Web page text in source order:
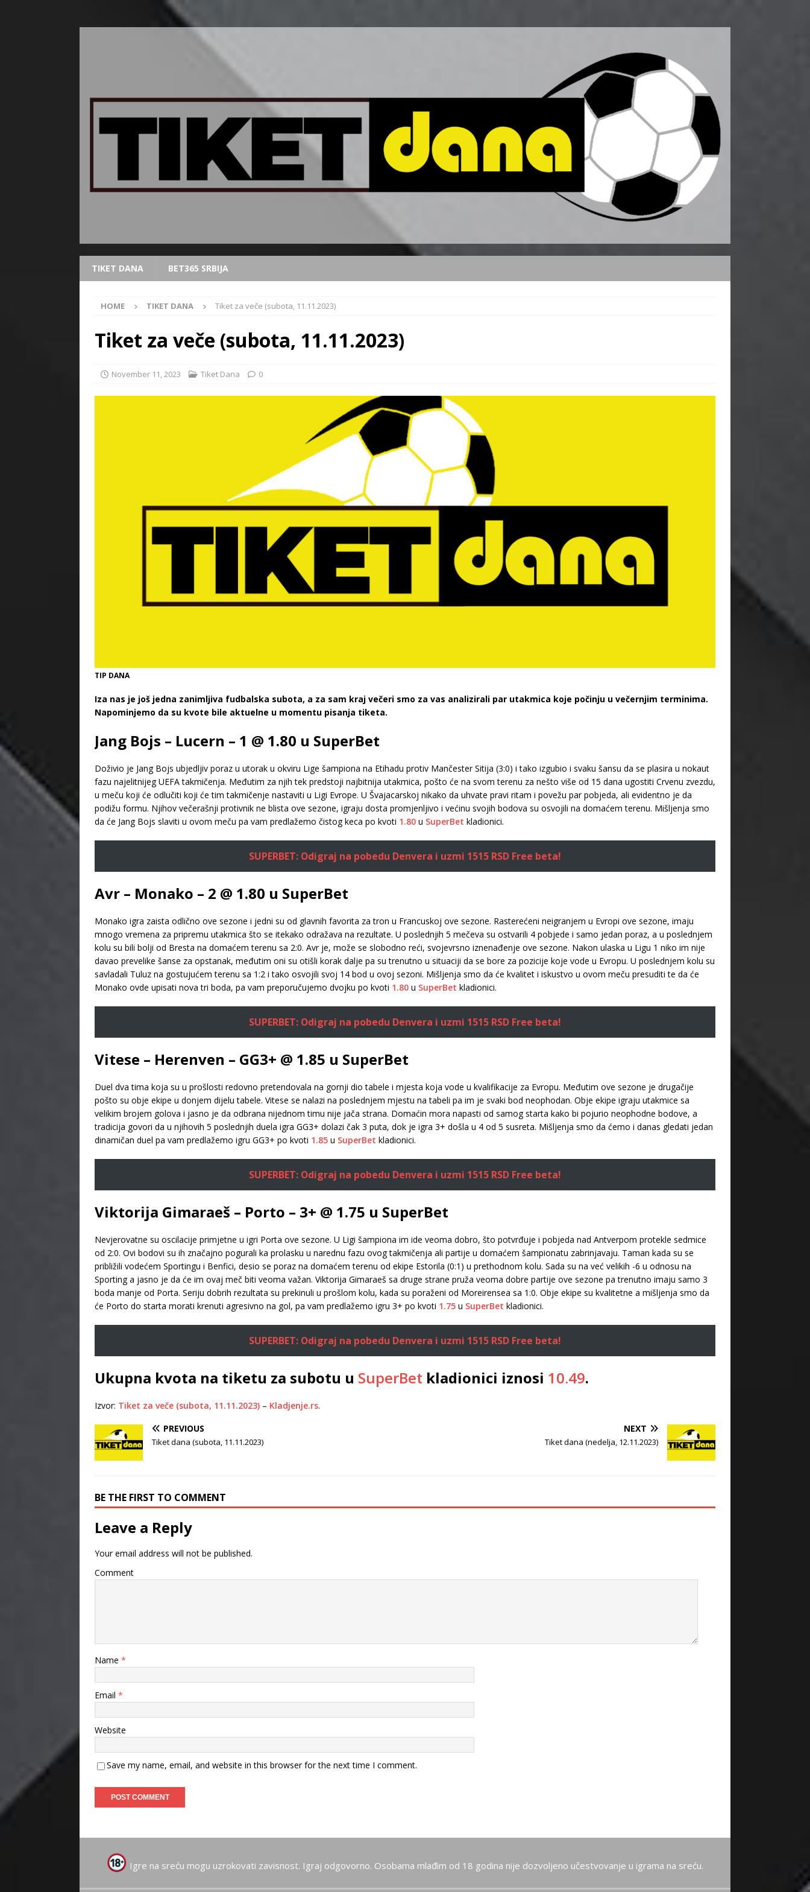
TIKET DANA BET365 SRBIJA
HOME TIKET DANA Tiket za veče (subota, 11.11.2023)
Tiket za veče (subota, 11.11.2023)
November 11, 2023 Tiket Dana 0
TIP DANA
Iza nas je još jedna zanimljiva fudbalska subota, a za sam kraj večeri smo za vas analizirali par utakmica koje počinju u večernjim terminima.
Napominjemo da su kvote bile aktuelne u momentu pisanja tiketa.
Jang Bojs – Lucern – 1 @ 1.80 u SuperBet
Doživio je Jang Bojs ubjedljiv poraz u utorak u okviru Lige šampiona na Etihadu protiv Mančester Sitija (3:0) i tako izgubio i svaku šansu da se plasira u nokaut
fazu najelitnijeg UEFA takmičenja. Međutim za njih tek predstoji najbitnija utakmica, pošto će na svom terenu za nešto više od 15 dana ugostiti Crvenu zvezdu,
u meču koji će odlučiti koji će tim takmičenje nastaviti u Ligi Evrope. U Švajacarskoj nikako da uhvate pravi ritam i povežu par pobjeda, ali evidentno je da
podižu formu. Njihov večerašnji protivnik ne blista ove sezone, igraju dosta promjenljivo i većinu svojih bodova su osvojili na domaćem terenu. Mišljenja smo
da će Jang Bojs slaviti u ovom meču pa vam predlažemo čistog keca po kvoti 1.80 u SuperBet kladionici.
SUPERBET: Odigraj na pobedu Denvera i uzmi 1515 RSD Free beta!
Avr – Monako – 2 @ 1.80 u SuperBet
Monako igra zaista odlično ove sezone i jedni su od glavnih favorita za tron u Francuskoj ove sezone. Rasterećeni neigranjem u Evropi ove sezone, imaju
mnogo vremena za pripremu utakmica što se itekako odražava na rezultate. U poslednjih 5 mečeva su ostvarili 4 pobjede i samo jedan poraz, a u poslednjem
kolu su bili bolji od Bresta na domaćem terenu sa 2:0. Avr je, može se slobodno reći, svojevrsno iznenađenje ove sezone. Nakon ulaska u Ligu 1 niko im nije
davao prevelike šanse za opstanak, međutim oni su otišli korak dalje pa su trenutno u situaciji da se bore za pozicije koje vode u Evropu. U poslednjem kolu su
savladali Tuluz na gostujućem terenu sa 1:2 i tako osvojili svoj 14 bod u ovoj sezoni. Mišljenja smo da će kvalitet i iskustvo u ovom meču presuditi te da će
Monako ovde upisati nova tri boda, pa vam preporučujemo dvojku po kvoti 1.80 u SuperBet kladionici.
SUPERBET: Odigraj na pobedu Denvera i uzmi 1515 RSD Free beta!
Vitese – Herenven – GG3+ @ 1.85 u SuperBet
Duel dva tima koja su u prošlosti redovno pretendovala na gornji dio tabele i mjesta koja vode u kvalifikacije za Evropu. Međutim ove sezone je drugačije
pošto su obje ekipe u donjem dijelu tabele. Vitese se nalazi na poslednjem mjestu na tabeli pa im je svaki bod neophodan. Obje ekipe igraju utakmice sa
velikim brojem golova i jasno je da odbrana nijednom timu nije jača strana. Domaćin mora napasti od samog starta kako bi pojurio neophodne bodove, a
tradicija govori da u njihovih 5 poslednjih duela igra GG3+ dolazi čak 3 puta, dok je igra 3+ došla u 4 od 5 susreta. Mišljenja smo da ćemo i danas gledati jedan
dinamičan duel pa vam predlažemo igru GG3+ po kvoti 1.85 u SuperBet kladionici.
SUPERBET: Odigraj na pobedu Denvera i uzmi 1515 RSD Free beta!
Viktorija Gimaraeš – Porto – 3+ @ 1.75 u SuperBet
Nevjerovatne su oscilacije primjetne u igri Porta ove sezone. U Ligi šampiona im ide veoma dobro, što potvrđuje i pobjeda nad Antverpom protekle sedmice
od 2:0. Ovi bodovi su ih značajno pogurali ka prolasku u narednu fazu ovog takmičenja ali partije u domaćem šampionatu zabrinjavaju. Taman kada su se
približili vodećem Sportingu i Benfici, desio se poraz na domaćem terenu od ekipe Estorila (0:1) u prethodnom kolu. Sada su na već velikih -6 u odnosu na
Sporting a jasno je da će im ovaj meč biti veoma važan. Viktorija Gimaraeš sa druge strane pruža veoma dobre partije ove sezone pa trenutno imaju samo 3
boda manje od Porta. Seriju dobrih rezultata su prekinuli u prošlom kolu, kada su poraženi od Moreirensea sa 1:0. Obje ekipe su kvalitetne a mišljenja smo da
će Porto do starta morati krenuti agresivno na gol, pa vam predlažemo igru 3+ po kvoti 1.75 u SuperBet kladionici.
SUPERBET: Odigraj na pobedu Denvera i uzmi 1515 RSD Free beta!
Ukupna kvota na tiketu za subotu u SuperBet kladionici iznosi 10.49.
Izvor: Tiket za veče (subota, 11.11.2023) – Kladjenje.rs.
PREVIOUS
Tiket dana (subota, 11.11.2023)
NEXT
Tiket dana (nedelja, 12.11.2023)
BE THE FIRST TO COMMENT
Leave a Reply
Your email address will not be published.
Comment
Name *
Email *
Website
Save my name, email, and website in this browser for the next time I comment.
Igre na sreću mogu uzrokovati zavisnost. Igraj odgovorno. Osobama mlađim od 18 godina nije dozvoljeno učestvovanje u igrama na sreću.